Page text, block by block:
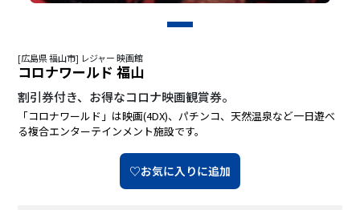
[広島県 福山市] レジャー 映画館
コロナワールド 福山
割引券付き、お得なコロナ映画観賞券。
「コロナワールド」は映画(4DX)、パチンコ、天然温泉など一日遊べ
る複合エンターテインメント施設です。
♡お気に入りに追加